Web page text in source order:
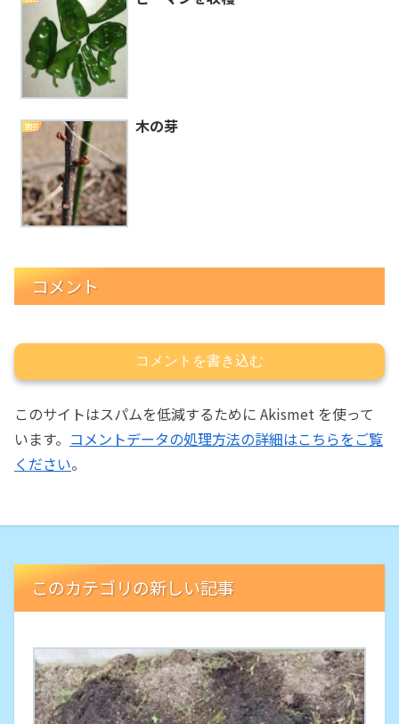
園芸 木の芽
コメント
コメントを書き込む
このサイトはスパムを低減するために Akismet を使って
います。 コメントデータの処理方法の詳細はこちらをご覧
ください。
このカテゴリの新しい記事